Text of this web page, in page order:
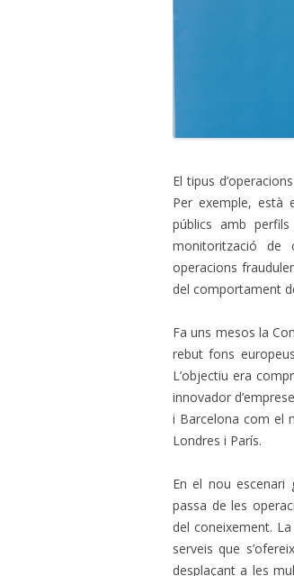
El tipus
Per exemple, està
públics amb
monitorització de
operacions
del comportament
Fa uns mesos la
rebut fons
L’objectiu era
innovador
i Barcelona com el
Londres i París.
En el nou
passa de les
del coneixement.
serveis que
desplaçant a les